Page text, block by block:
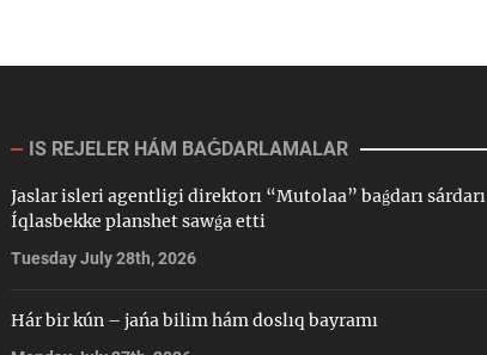
IS REJELER HÁM BAǴDARLAMALAR
Jaslar isleri agentligi direktorı “Mutolaa” baǵdarı sárdarı
Íqlasbekke planshet sawǵa etti
Tuesday July 28th, 2026
Hár bir kún – jańa bilim hám doslıq bayramı